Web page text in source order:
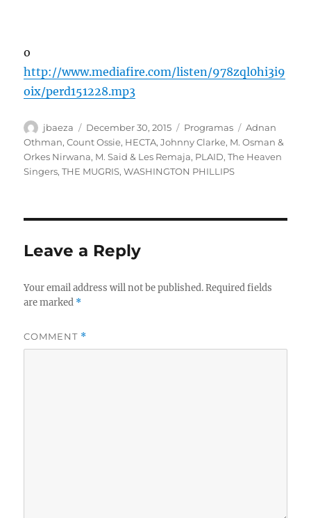
o
http://www.mediafire.com/listen/978zql0hi3i9
oix/perd151228.mp3
Author
jbaeza
Posted
on
December 30, 2015 Categories
Programas Tags
Adnan
Othman,Count Ossie, HECTA,Johnny Clarke, M. Osman &
Orkes Nirwana, M. Said & Les Remaja, PLAID,The Heaven
Singers,THE MUGRIS,WASHINGTON PHILLIPS
Leave a Reply
Your email address will not be published. Required fields
are marked *
COMMENT *